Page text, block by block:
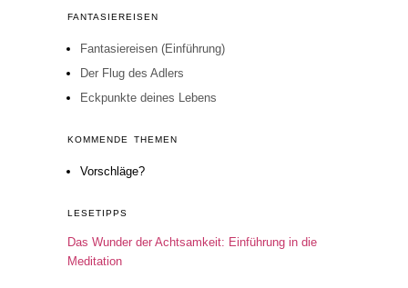
FANTASIEREISEN
Fantasiereisen (Einführung)
Der Flug des Adlers
Eckpunkte deines Lebens
KOMMENDE THEMEN
Vorschläge?
LESETIPPS
Das Wunder der Achtsamkeit: Einführung in die
Meditation